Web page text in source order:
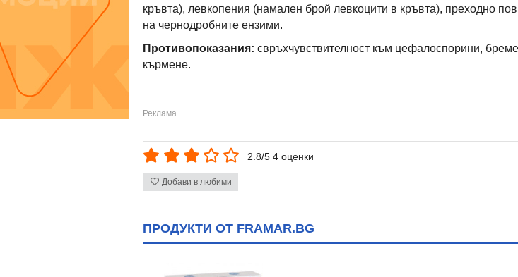
кръвта), левкопения (намален брой левкоцити в кръвта), преходно
на чернодробните ензими.
Противопоказания: свръхчувствителност към цефалоспорини,
кърмене.
2.8/5 4 оценки
Добави в любими
ПРОДУКТИ ОТ FRAMAR.BG